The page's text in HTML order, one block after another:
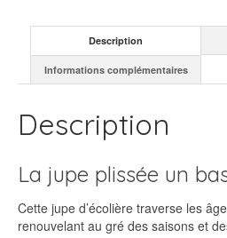
Description
Informations complémentaires
Description
La jupe plissée un
Cette jupe d’écolière traverse les
renouvelant au gré des saisons et